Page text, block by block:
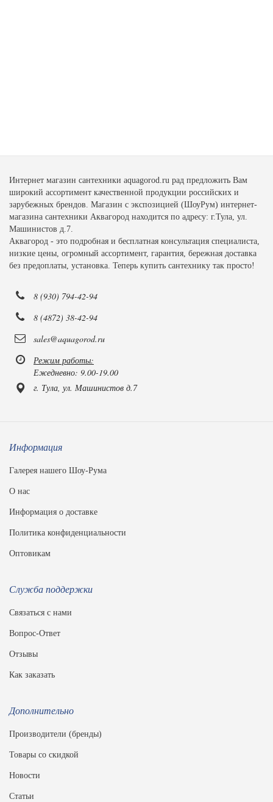
Интернет магазин сантехники aquagorod.ru рад предложить Вам
широкий ассортимент качественной продукции российских и
зарубежных брендов. Магазин с экспозицией (ШоуРум) интернет-
магазина сантехники Аквагород находится по адресу: г.Тула, ул.
Машинистов д.7.
Аквагород - это подробная и бесплатная консультация специалиста,
низкие цены, огромный ассортимент, гарантия, бережная доставка
без предоплаты, установка. Теперь купить сантехнику так просто!
8 (930) 794-42-94
8 (4872) 38-42-94
sales@aquagorod.ru
Режим работы:
Ежедневно: 9.00-19.00
г. Тула, ул. Машинистов д.7
Информация
Галерея нашего Шоу-Рума
О нас
Информация о доставке
Политика конфиденциальности
Оптовикам
Служба поддержки
Связаться с нами
Вопрос-Ответ
Отзывы
Как заказать
Дополнительно
Производители (бренды)
Товары со скидкой
Новости
Статьи